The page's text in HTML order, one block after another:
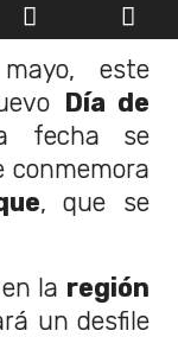
este
Día de
fecha se
conmemora
, que se
la región
un desfile